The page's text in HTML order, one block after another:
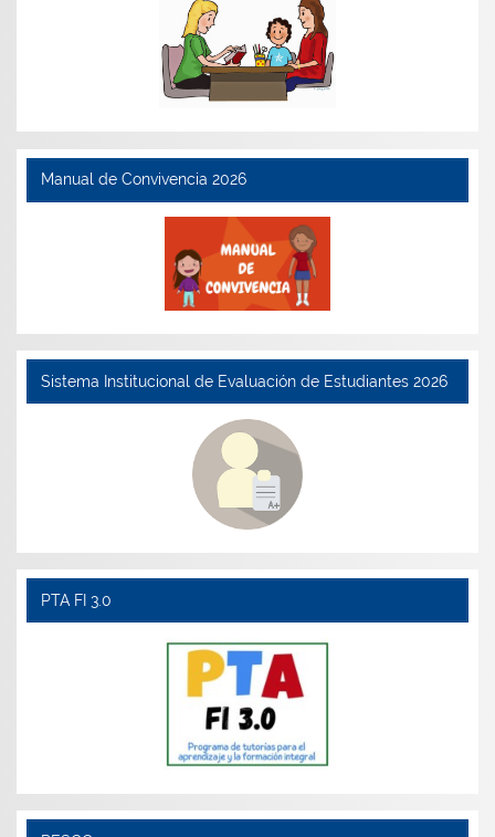
Manual de Convivencia 2026
Sistema Institucional de Evaluación de Estudiantes 2026
PTA FI 3.0